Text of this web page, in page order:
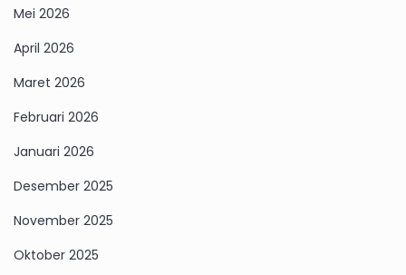
Mei 2026
April 2026
Maret 2026
Februari 2026
Januari 2026
Desember 2025
November 2025
Oktober 2025